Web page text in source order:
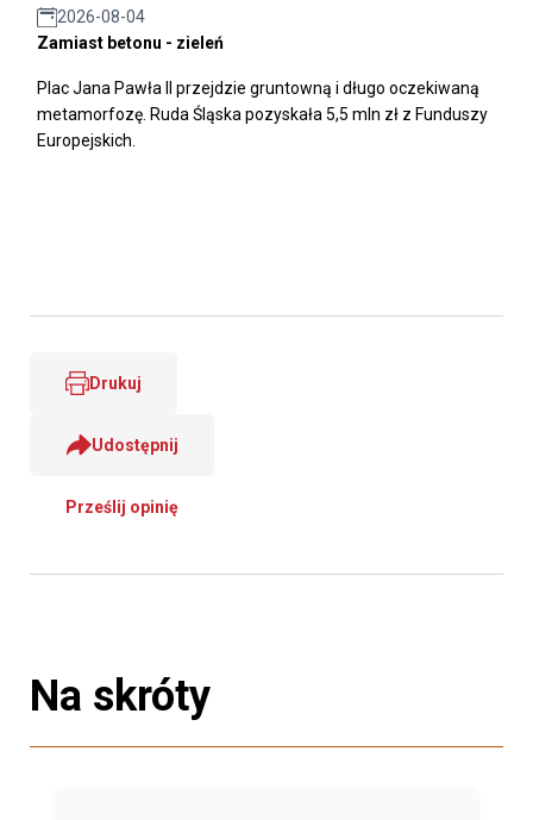
2026-08-04
Zamiast betonu - zieleń
Plac Jana Pawła II przejdzie gruntowną i długo oczekiwaną
metamorfozę. Ruda Śląska pozyskała 5,5 mln zł z Funduszy
Europejskich.
Drukuj
Udostępnij
Prześlij opinię
Na skróty